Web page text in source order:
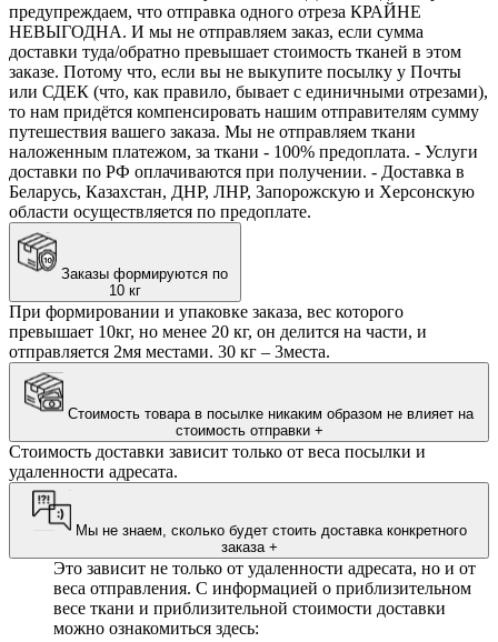
предупреждаем, что отправка одного отреза КРАЙНЕ
НЕВЫГОДНА. И мы не отправляем заказ, если сумма
доставки туда/обратно превышает стоимость тканей в этом
заказе. Потому что, если вы не выкупите посылку у Почты
или СДЕК (что, как правило, бывает с единичными отрезами),
то нам придётся компенсировать нашим отправителям сумму
путешествия вашего заказа. Мы не отправляем ткани
наложенным платежом, за ткани - 100% предоплата. - Услуги
доставки по РФ оплачиваются при получении. - Доставка в
Беларусь, Казахстан, ДНР, ЛНР, Запорожскую и Херсонскую
области осуществляется по предоплате.
Заказы формируются по
10 кг
При формировании и упаковке заказа, вес которого
превышает 10кг, но менее 20 кг, он делится на части, и
отправляется 2мя местами. 30 кг – 3места.
стоимость отправки +
Стоимость доставки зависит только от веса посылки и
удаленности адресата.
Мы не знаем, сколько будет стоить доставка конкретного
заказа +
Это зависит не только от удаленности адресата, но и от
веса отправления. С информацией о приблизительном
весе ткани и приблизительной стоимости доставки
можно ознакомиться здесь: